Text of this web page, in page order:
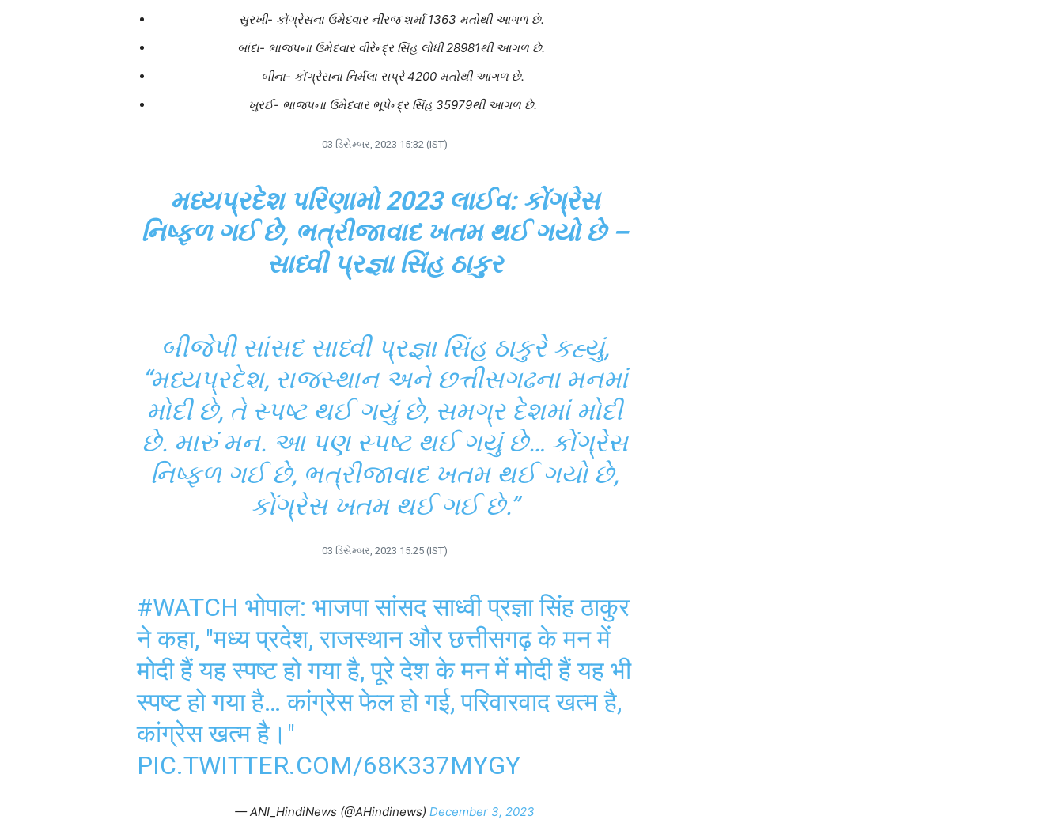
સુરખી- કોંગ્રેસના ઉમેદવાર નીરજ શર્મા 1363 મતોથી આગળ છે.
બાંદા- ભાજપના ઉમેદવાર વીરેન્દ્ર સિંહ લોધી 28981થી આગળ છે.
બીના- કોંગ્રેસના નિર્મલા સપ્રે 4200 મતોથી આગળ છે.
ખુરઈ- ભાજપના ઉમેદવાર ભૂપેન્દ્ર સિંહ 35979થી આગળ છે.
03 ડિસેમ્બર, 2023 15:32 (IST)
મધ્યપ્રદેશ પરિણામો 2023 લાઈવ: કોંગ્રેસ
નિષ્ફળ ગઈ છે, ભત્રીજાવાદ ખતમ થઈ ગયો છે –
સાધ્વી પ્રજ્ઞા સિંહ ઠાકુર
બીજેપી સાંસદ સાધ્વી પ્રજ્ઞા સિંહ ઠાકુરે કહ્યું,
“મધ્યપ્રદેશ, રાજસ્થાન અને છત્તીસગઢના મનમાં
મોદી છે, તે સ્પષ્ટ થઈ ગયું છે, સમગ્ર દેશમાં મોદી
છે. મારું મન. આ પણ સ્પષ્ટ થઈ ગયું છે… કોંગ્રેસ
નિષ્ફળ ગઈ છે, ભત્રીજાવાદ ખતમ થઈ ગયો છે,
કોંગ્રેસ ખતમ થઈ ગઈ છે.”
03 ડિસેમ્બર, 2023 15:25 (IST)
#WATCH भोपाल: भाजपा सांसद साध्वी प्रज्ञा सिंह ठाकुर
ने कहा, "मध्य प्रदेश, राजस्थान और छत्तीसगढ़ के मन में
मोदी हैं यह स्पष्ट हो गया है, पूरे देश के मन में मोदी हैं यह भी
स्पष्ट हो गया है… कांग्रेस फेल हो गई, परिवारवाद खत्म है,
कांग्रेस खत्म है।"
PIC.TWITTER.COM/68K337MYGY
— ANI_HindiNews (@AHindinews) December 3, 2023